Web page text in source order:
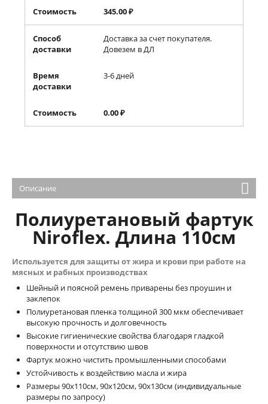
Стоимость 345.00 ₽
Способ
доставки
Доставка за счет покупателя.
Довезем в ДЛ
Время
доставки
3-6 дней
Стоимость 0.00 ₽
Описание
Полиуретановый фартук
Niroflex. Длина 110см
Используется для защиты от жира и крови при работе на
мясных и рабных производствах
Шейный и поясной ремень приварены без проушин и
заклепок
Полиуретановая пленка толщиной 300 мкм обеспечивает
высокую прочность и долговечность
Высокие гигиенические свойства благодаря гладкой
поверхности и отсутствию швов
Фартук можно чистить промышленными способами
Устойчивость к воздействию масла и жира
Размеры 90x110см, 90x120см, 90x130см (индивидуальные
размеры по запросу)